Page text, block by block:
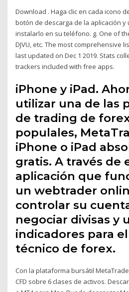
Download . Haga clic en cada icono
botón de descarga de la aplicación
instalarlo en su teléfono. g. One of
DJVU, etc. The most comprehensive
last updated on Dec 1 2019. Stats
trackers included with free apps.
iPhone y iPad.
utilizar una de las
de trading de
populales,
iPhone o iPad
gratis. A través de
aplicación que
un webtrader
controlar su
negociar divisas y
indicadores para
técnico de forex.
Con la plataforma bursátil
CFD sobre 6 clases de activos.